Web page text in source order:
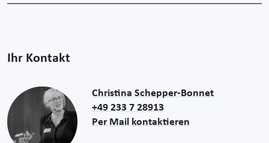
Ihr Kontakt
Christina Schepper-Bonnet
+49 233 7 28913
Per Mail kontaktieren